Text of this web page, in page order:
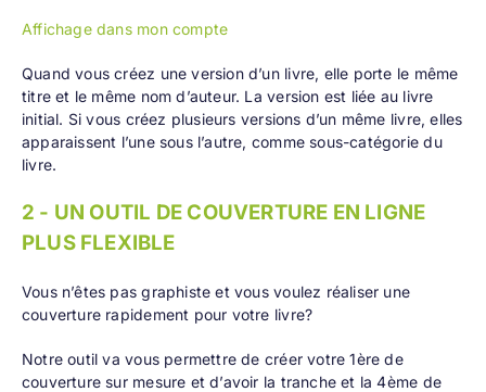
Affichage dans mon compte
Quand vous créez une version d’un livre, elle porte le même
titre et le même nom d’auteur. La version est liée au livre
initial. Si vous créez plusieurs versions d’un même livre, elles
apparaissent l’une sous l’autre, comme sous-catégorie du
livre.
2 - UN OUTIL DE COUVERTURE EN LIGNE
PLUS FLEXIBLE
Vous n’êtes pas graphiste et vous voulez réaliser une
couverture rapidement pour votre livre?
Notre outil va vous permettre de créer votre 1ère de
couverture sur mesure et d’avoir la tranche et la 4ème de